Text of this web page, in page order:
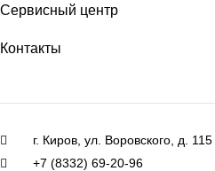
Сервисный центр
Контакты
г. Киров, ул. Воровского, д. 115
+7 (8332) 69-20-96